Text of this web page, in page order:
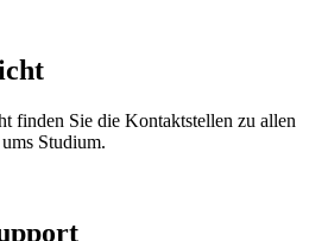
finden Sie die Kontaktstellen zu allen
Studium.